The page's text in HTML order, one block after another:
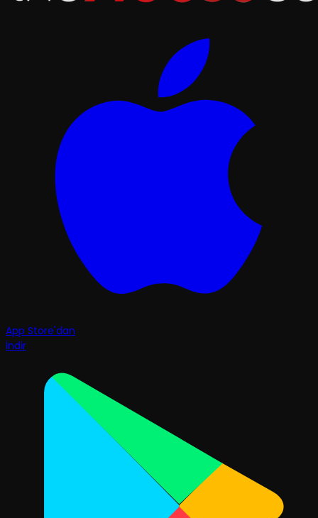
App Store'dan
İndir